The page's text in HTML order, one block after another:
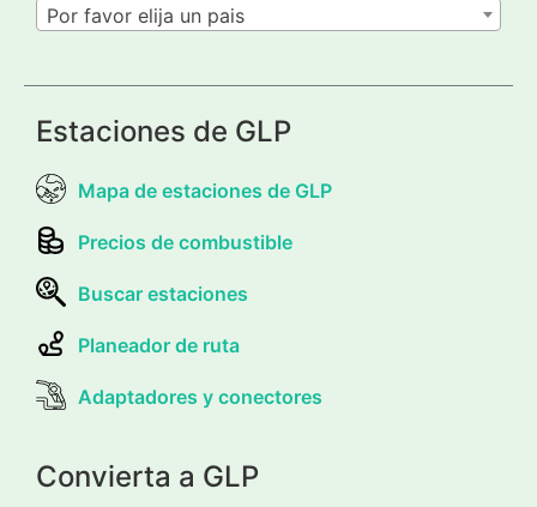
Por favor elija un pais
Estaciones de GLP
Mapa de estaciones de GLP
Precios de combustible
Buscar estaciones
Planeador de ruta
Adaptadores y conectores
Convierta a GLP